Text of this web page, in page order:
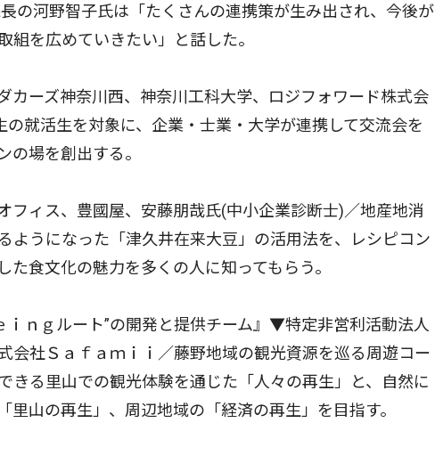
の河野智子氏は「たくさんの連携策が生み出され、今後が
を広めていきたい」と話した。
カーズ神奈川西、神奈川工科大学、ロジフォワード株式会
就活生を対象に、企業・士業・大学が連携して交流会を
の場を創出する。
フィス、豊國屋、安藤朋哉氏(中小企業診断士)／地産地消
ようになった「津久井在来大豆」の活用法を、レシピコン
食文化の魅力を多くの人に知ってもらう。
ｉｎｇルート”の開発と提供チーム』▼特定非営利活動法人
会社Ｓａｆａｍｉｉ／藤野地域の観光資源を巡る周遊コー
きる里山での観光体験を通じた「人々の再生」と、自然に
山の再生」、周辺地域の「経済の再生」を目指す。